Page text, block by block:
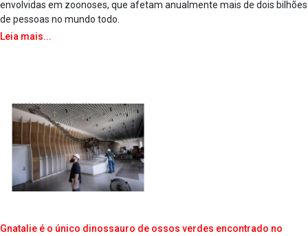
envolvidas em zoonoses, que afetam anualmente mais de dois bilhões
de pessoas no mundo todo.
Leia mais...
Gnatalie é o único dinossauro de ossos verdes encontrado no